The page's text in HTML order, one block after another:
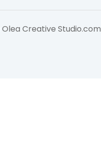
Olea Creative Studio.com